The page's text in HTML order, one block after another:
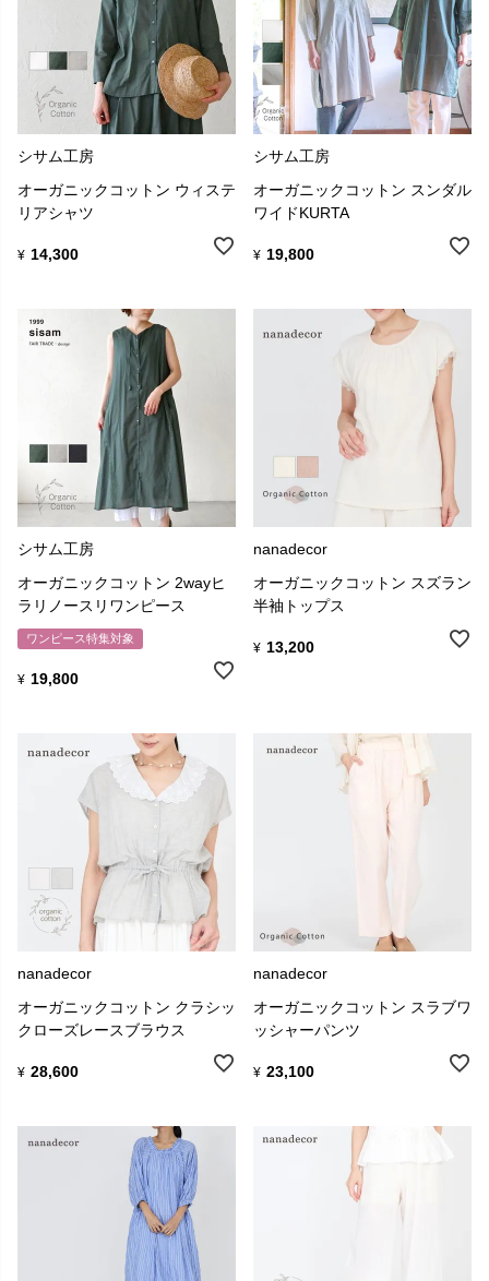
シサム工房
オーガニックコットン ウィステ
リアシャツ
¥ 14,300
シサム工房
オーガニックコットン スンダル
ワイドKURTA
¥ 19,800
シサム工房
オーガニックコットン 2wayヒ
ラリノースリワンピース
ワンピース特集対象
¥ 19,800
nanadecor
オーガニックコットン スズラン
半袖トップス
¥ 13,200
nanadecor
オーガニックコットン クラシッ
クローズレースブラウス
¥ 28,600
nanadecor
オーガニックコットン スラブワ
ッシャーパンツ
¥ 23,100